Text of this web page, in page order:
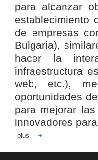
para alcanzar
establecimiento
de empresas
Bulgaria),
hacer la
infraestructura
web, etc.),
oportunidades
para mejorar
innovadores
plus